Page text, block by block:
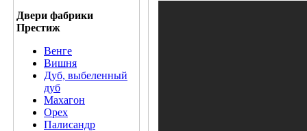
Двери фабрики
Престиж
Венге
Вишня
Дуб, выбеленный
дуб
Махагон
Орех
Палисандр